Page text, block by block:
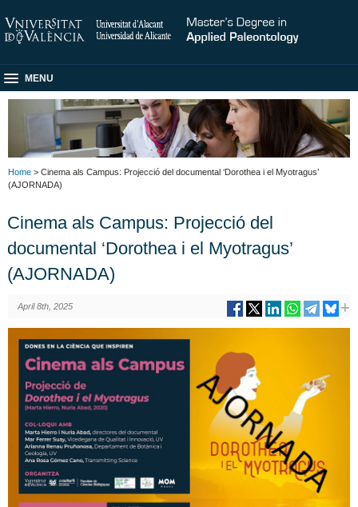
MENU
Home > Cinema als Campus: Projecció del documental ‘Dorothea i el Myotragus’
(AJORNADA)
Cinema als Campus: Projecció del
documental ‘Dorothea i el Myotragus’
(AJORNADA)
April 8th, 2025